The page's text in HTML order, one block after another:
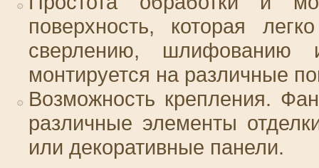
поверхность, которая
сверлению, шлифованию
монтируется на различные
Возможность крепления.
различные элементы
или декоративные панели.